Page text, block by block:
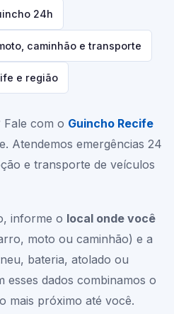
24h
caminhão e transporte
e região
Fale com o Guincho Recife
Atendemos emergências 24
e transporte de veículos
informe o local onde você
moto ou caminhão) e a
bateria, atolado ou
esses dados combinamos o
mais próximo até você.